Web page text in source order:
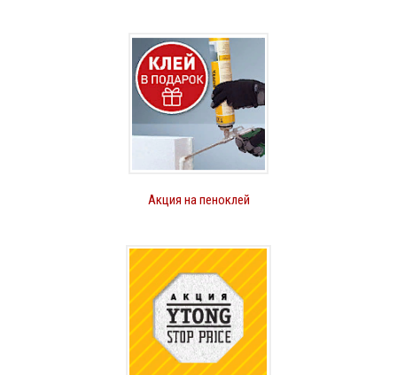
Акция на пеноклей